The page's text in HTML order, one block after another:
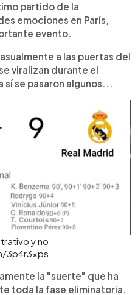
partido de la
emociones en París,
evento.
a las puertas del
viralizan durante el
se pasaron algunos...
y no
3p4r3xps
la "suerte" que ha
toda la fase eliminatoria.